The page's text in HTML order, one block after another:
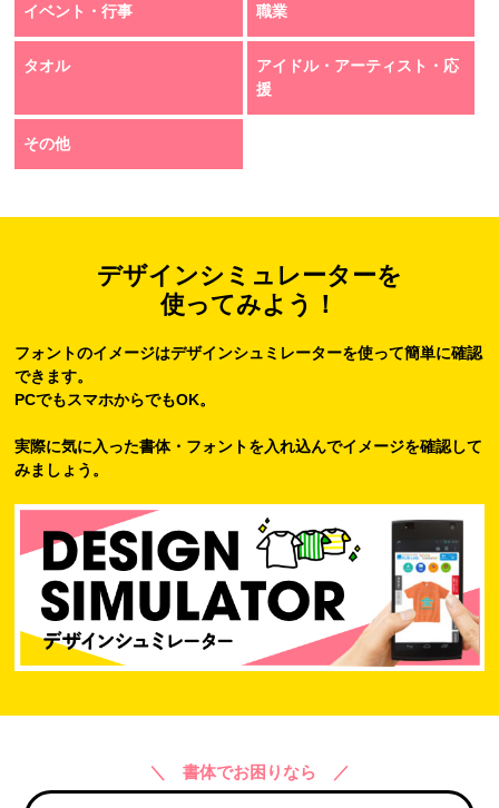
イベント・行事 職業
タオル
アイドル・アーティスト・応
援
その他
デザインシミュレーターを
使ってみよう！
フォントのイメージはデザインシュミレーターを使って簡単に確認
できます。
PCでもスマホからでもOK。
実際に気に入った書体・フォントを入れ込んでイメージを確認して
みましょう。
＼ 書体でお困りなら ／